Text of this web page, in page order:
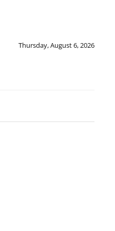
Thursday, August 6, 2026